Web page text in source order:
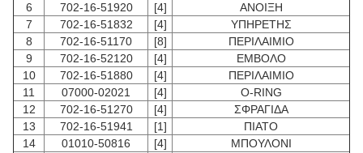
6
702-16-51920 [4]
ΑΝΟΙΞΗ
7
702-16-51832 [4]
ΥΠΗΡΕΤΗΣ
8
702-16-51170 [8]
ΠΕΡΙΛΑΙΜΙΟ
9
702-16-52120 [4]
ΕΜΒΟΛΟ
10
702-16-51880 [4]
ΠΕΡΙΛΑΙΜΙΟ
11
07000-02021 [4]
O-RING
12
702-16-51270 [4]
ΣΦΡΑΓΙΔΑ
13
702-16-51941 [1]
ΠΙΑΤΟ
14
01010-50816 [4]
ΜΠΟΥΛΟΝΙ